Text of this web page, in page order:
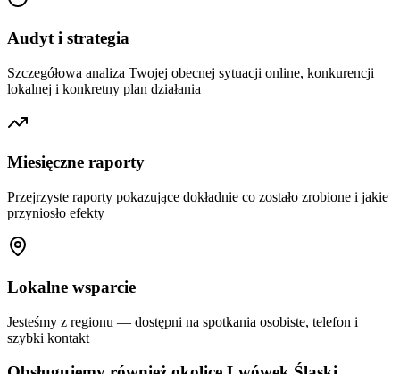
Audyt i strategia
Szczegółowa analiza Twojej obecnej sytuacji online, konkurencji
lokalnej i konkretny plan działania
Miesięczne raporty
Przejrzyste raporty pokazujące dokładnie co zostało zrobione i jakie
przyniosło efekty
Lokalne wsparcie
Jesteśmy z regionu — dostępni na spotkania osobiste, telefon i
szybki kontakt